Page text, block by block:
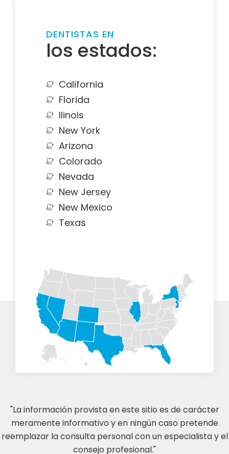
DENTISTAS EN
los estados:
California
Florida
Ilinois
New York
Arizona
Colorado
Nevada
New Jersey
New Mexico
Texas
"La información provista en este sitio es de carácter
meramente informativo y en ningún caso pretende
reemplazar la consulta personal con un especialista y el
consejo profesional."